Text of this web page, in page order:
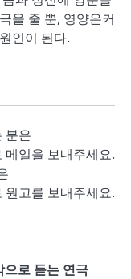
을 줄 뿐, 영양은커
인이 된다.
분은
일을 보내주세요.
고를 보내주세요.
으로 듣는 연극